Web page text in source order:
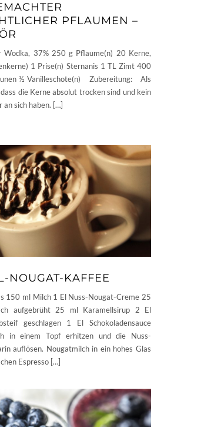
PFLAUMEN –
37% 250 g Pflaume(n) 20 Kerne,
1 Prise(n) Sternanis 1 TL Zimt 400
½ Vanilleschote(n) Zubereitung: Als
die Kerne absolut trocken sind und kein
an sich haben. […]
NOUGAT-KAFFEE
150 ml Milch 1 El Nuss-Nougat-Creme 25
aufgebrüht 25 ml Karamellsirup 2 El
geschlagen 1 El Schokoladensauce
in einem Topf erhitzen und die Nuss­-
auflösen. Nougatmilch in ein hohes Glas
Espresso […]